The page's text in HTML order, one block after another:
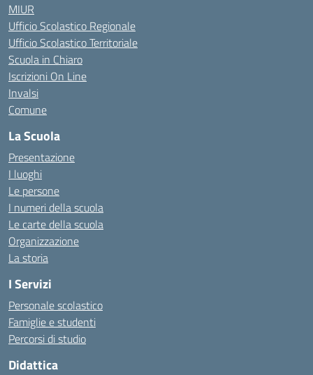
MIUR
Ufficio Scolastico Regionale
Ufficio Scolastico Territoriale
Scuola in Chiaro
Iscrizioni On Line
Invalsi
Comune
La Scuola
Presentazione
I luoghi
Le persone
I numeri della scuola
Le carte della scuola
Organizzazione
La storia
I Servizi
Personale scolastico
Famiglie e studenti
Percorsi di studio
Didattica